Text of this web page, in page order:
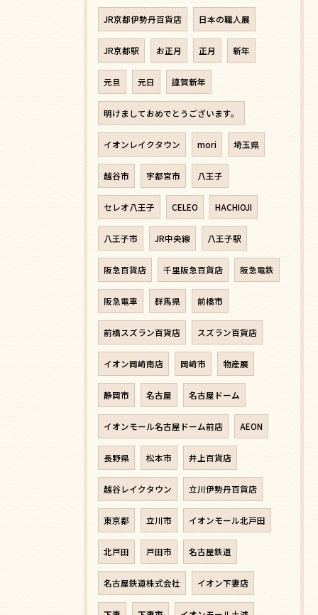
JR京都伊勢丹百貨店 日本の職人展
JR京都駅 お正月 正月 新年
元旦 元日 謹賀新年
明けましておめでとうございます。
イオンレイクタウン mori 埼玉県
越谷市 宇都宮市 八王子
セレオ八王子 CELEO HACHIOJI
八王子市 JR中央線 八王子駅
阪急百貨店 千里阪急百貨店 阪急電鉄
阪急電車 群馬県 前橋市
前橋スズラン百貨店 スズラン百貨店
イオン岡崎南店 岡崎市 物産展
静岡市 名古屋 名古屋ドーム
イオンモール名古屋ドーム前店 AEON
長野県 松本市 井上百貨店
越谷レイクタウン 立川伊勢丹百貨店
東京都 立川市 イオンモール北戸田
北戸田 戸田市 名古屋鉄道
名古屋鉄道株式会社 イオン下妻店